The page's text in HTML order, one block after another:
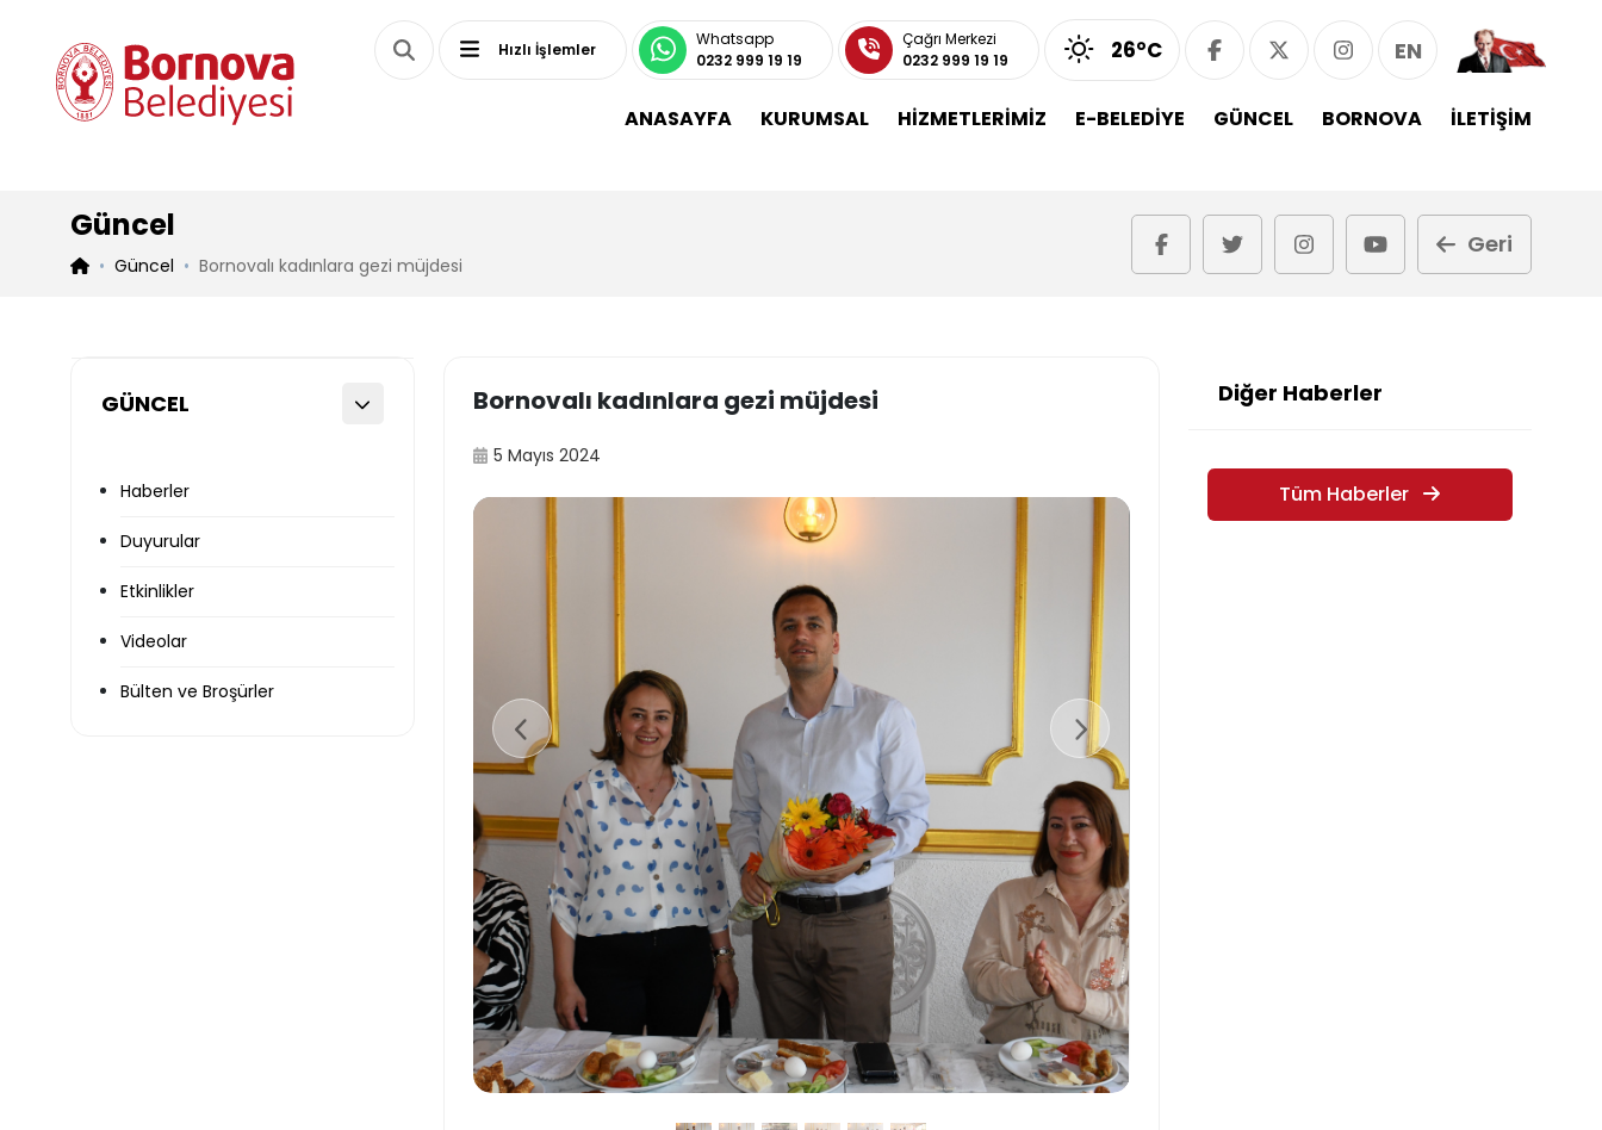
Hızlı İşlemler
Whatsapp
0232 999 19 19
Çağrı Merkezi
0232 999 19 19
26°C EN
ANASAYFA KURUMSAL HİZMETLERİMİZ E-BELEDİYE GÜNCEL BORNOVA İLETİŞİM
Güncel
Güncel Bornovalı kadınlara gezi müjdesi
Geri
GÜNCEL
Haberler
Duyurular
Etkinlikler
Videolar
Bülten ve Broşürler
Bornovalı kadınlara gezi müjdesi
5 Mayıs 2024
Diğer Haberler
Tüm Haberler